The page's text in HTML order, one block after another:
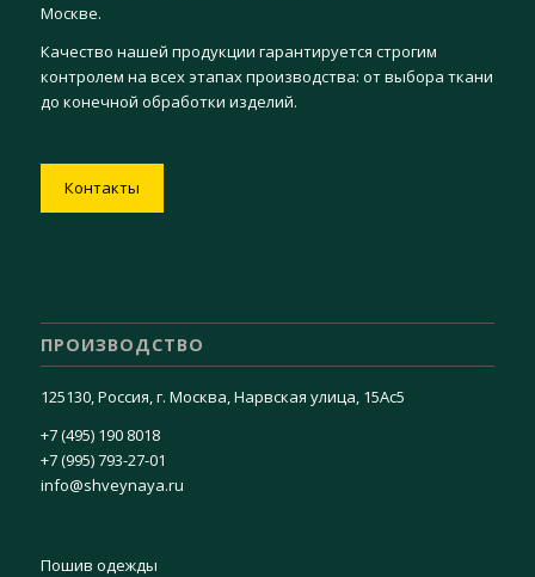
Москве.
Качество нашей продукции гарантируется строгим
контролем на всех этапах производства: от выбора ткани
до конечной обработки изделий.
Контакты
ПРОИЗВОДСТВО
125130, Россия, г. Москва, Нарвская улица, 15Ас5
+7 (495) 190 8018
+7 (995) 793-27-01
info@shveynaya.ru
Пошив одежды